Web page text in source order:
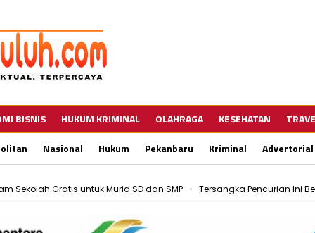
BISNIS HUKUM KRIMINAL OLAHRAGA KESEHATAN
Nasional Hukum Pekanbaru Kriminal Advertorial
Sekolah Gratis untuk Murid SD dan SMP Tersangka Pencurian Ini
Sekolah Gratis untuk Murid SD dan SMP
Tersangka Pencurian Ini